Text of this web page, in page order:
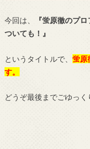
今回は、
『蛍原徹のプ
ついても！』
というタイトルで、 蛍原
す。
どうぞ最後までごゆっく